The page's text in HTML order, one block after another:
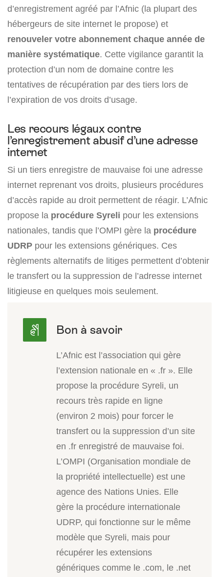
d’enregistrement agréé par l’Afnic (la plupart des
hébergeurs de site internet le propose) et
renouveler votre abonnement chaque année de
manière systématique. Cette vigilance garantit la
protection d’un nom de domaine contre les
tentatives de récupération par des tiers lors de
l’expiration de vos droits d’usage.
Les recours légaux contre
l’enregistrement abusif d’une adresse
internet
Si un tiers enregistre de mauvaise foi une adresse
internet reprenant vos droits, plusieurs procédures
d’accès rapide au droit permettent de réagir. L’Afnic
propose la procédure Syreli pour les extensions
nationales, tandis que l’OMPI gère la procédure
UDRP pour les extensions génériques. Ces
règlements alternatifs de litiges permettent d’obtenir
le transfert ou la suppression de l’adresse internet
litigieuse en quelques mois seulement.
L’Afnic est l’association qui gère
l’extension nationale en « .fr ». Elle
propose la procédure Syreli, un
recours très rapide en ligne
(environ 2 mois) pour forcer le
transfert ou la suppression d’un site
en .fr enregistré de mauvaise foi.
L’OMPI (Organisation mondiale de
la propriété intellectuelle) est une
agence des Nations Unies. Elle
gère la procédure internationale
UDRP, qui fonctionne sur le même
modèle que Syreli, mais pour
récupérer les extensions
génériques comme le .com, le .net